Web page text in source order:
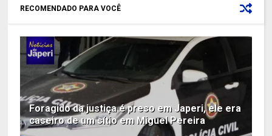
RECOMENDADO PARA VOCÊ
Foragido da justiça é preso em Japeri, ele era
caseiro de um sítio em Miguel Pereira